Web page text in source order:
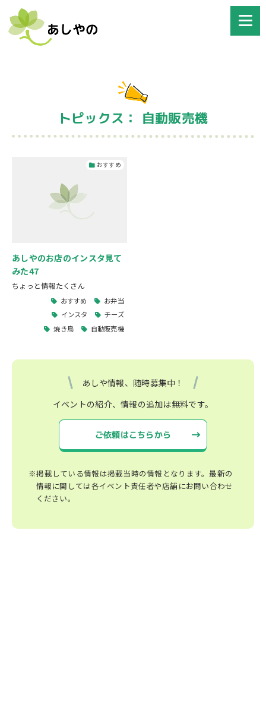
トピックス： 自動販売機
おすすめ
あしやのお店のインスタ見て
みた47
ちょっと情報たくさん
おすすめ
お弁当
インスタ
チーズ
焼き鳥
自動販売機
あしや情報、随時募集中！
イベントの紹介、情報の追加は無料です。
ご依頼はこちらから
※掲載している情報は掲載当時の情報となります。最新の
情報に関しては各イベント責任者や店舗にお問い合わせ
ください。